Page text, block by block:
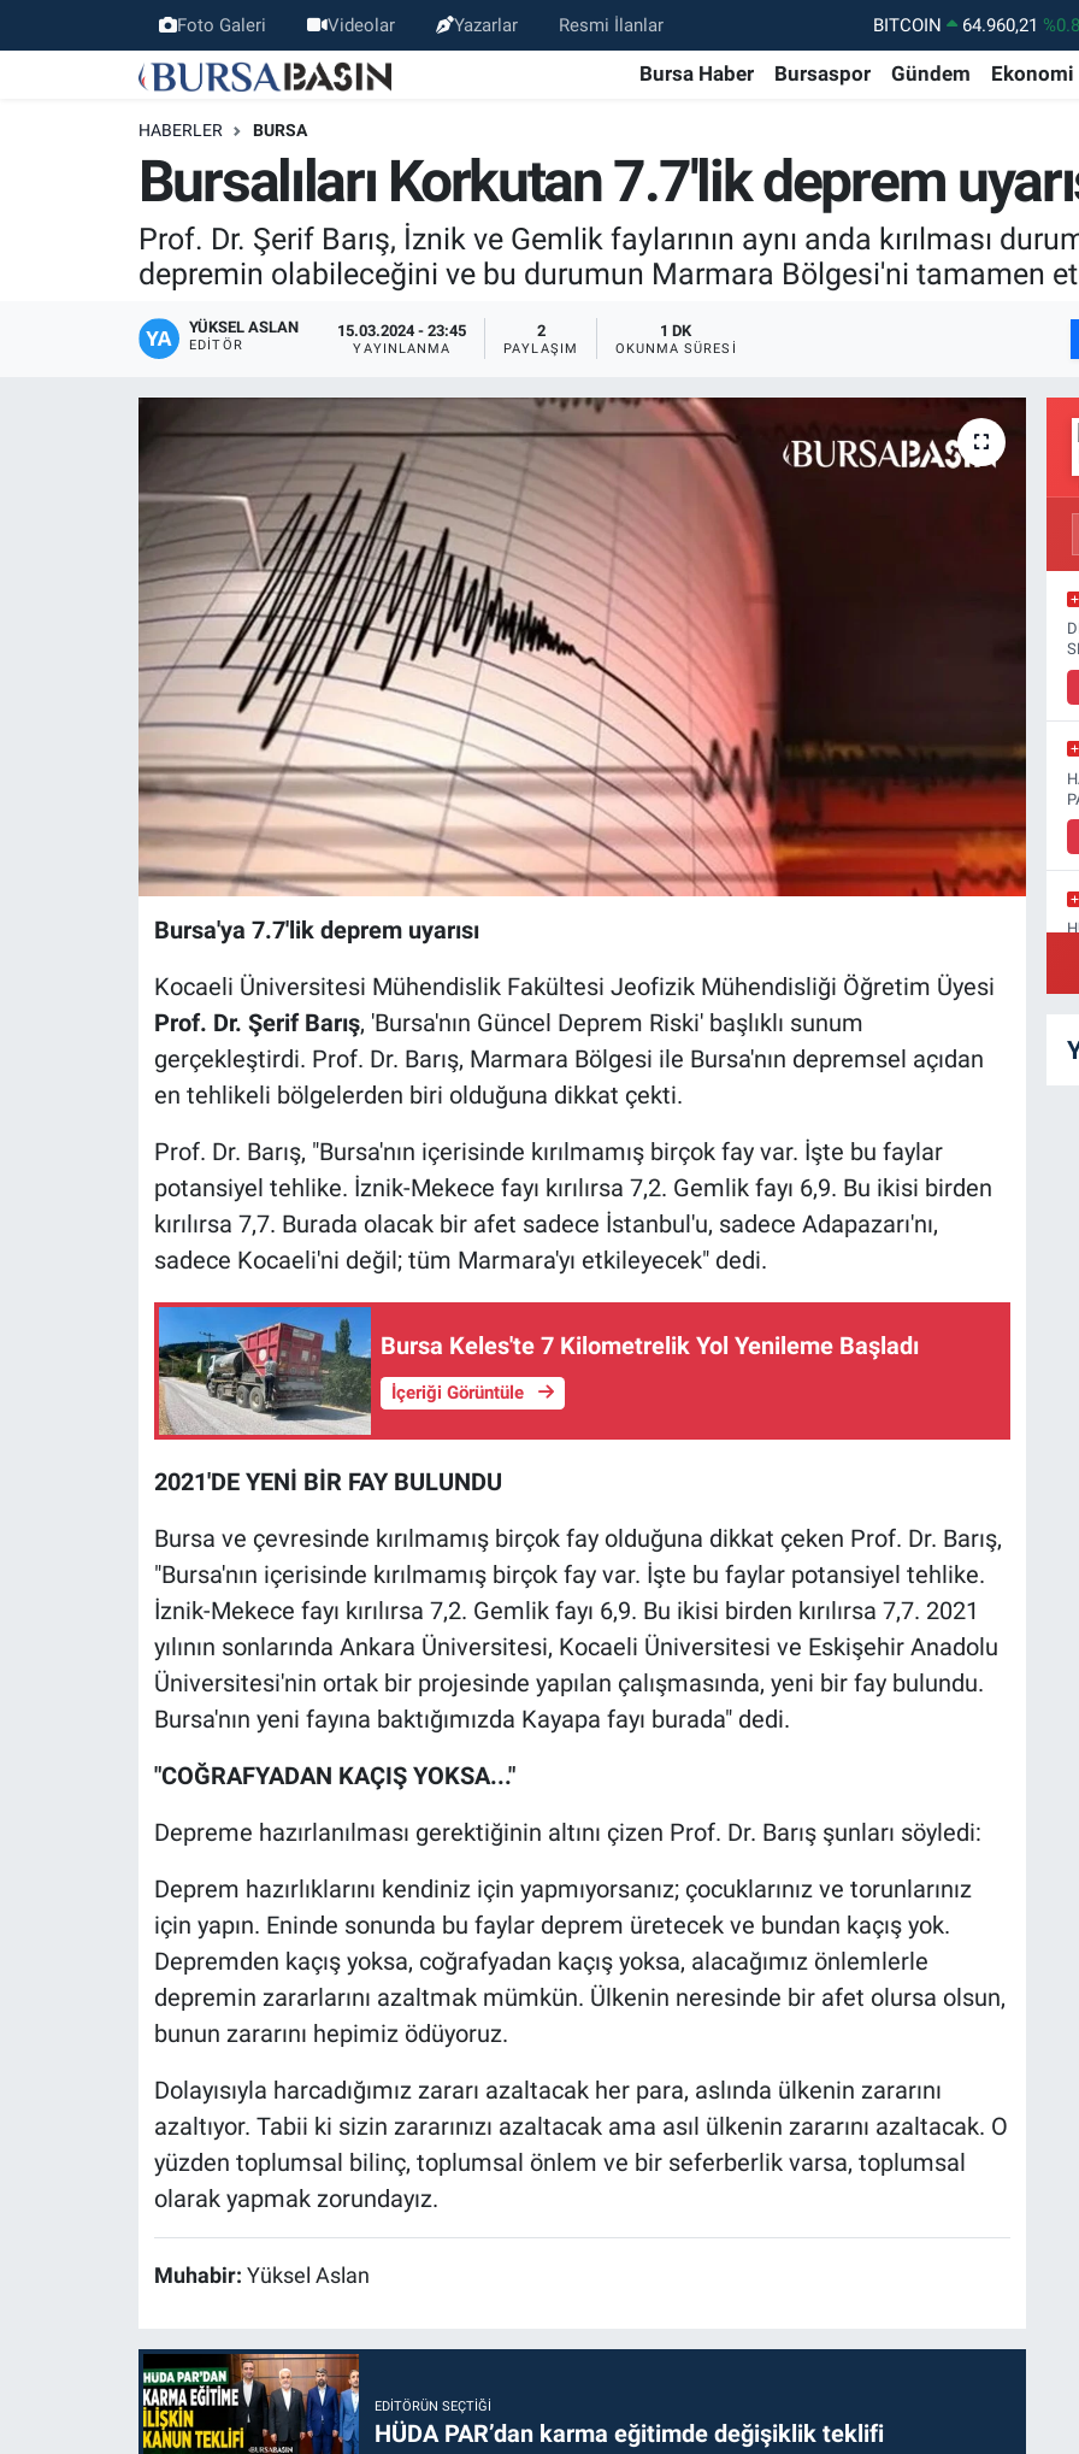
Foto Galeri Videolar Yazarlar Resmi İlanlar BITCOIN 64.960,21
DOLAR
47,7436 %0.18
GRAM ALTIN
6648.99
BİST100
13.779 %-
Bursa Haber Bursaspor Gündem Ekonomi
HABERLER BURSA
Bursalıları Korkutan 7.7'lik deprem
Prof. Dr. Şerif Barış, İznik ve Gemlik faylarının aynı anda kırılması
depremin olabileceğini ve bu durumun Marmara Bölgesi'ni tamamen
YÜKSEL ASLAN
EDITÖR
15.03.2024 - 23:45
YAYINLANMA
2
PAYLAŞIM
1 DK
OKUNMA SÜRESI
Bursa'ya 7.7'lik deprem uyarısı
Kocaeli Üniversitesi Mühendislik Fakültesi Jeofizik Mühendisliği Öğretim Üyesi
Prof. Dr. Şerif Barış, 'Bursa'nın Güncel Deprem Riski' başlıklı sunum
gerçekleştirdi. Prof. Dr. Barış, Marmara Bölgesi ile Bursa'nın depremsel açıdan
en tehlikeli bölgelerden biri olduğuna dikkat çekti.
Prof. Dr. Barış, "Bursa'nın içerisinde kırılmamış birçok fay var. İşte bu faylar
potansiyel tehlike. İznik-Mekece fayı kırılırsa 7,2. Gemlik fayı 6,9. Bu ikisi birden
kırılırsa 7,7. Burada olacak bir afet sadece İstanbul'u, sadece Adapazarı'nı,
sadece Kocaeli'ni değil; tüm Marmara'yı etkileyecek" dedi.
Bursa Keles'te 7 Kilometrelik Yol Yenileme Başladı
İçeriği Görüntüle
2021'DE YENİ BİR FAY BULUNDU
Bursa ve çevresinde kırılmamış birçok fay olduğuna dikkat çeken Prof. Dr. Barış,
"Bursa'nın içerisinde kırılmamış birçok fay var. İşte bu faylar potansiyel tehlike.
İznik-Mekece fayı kırılırsa 7,2. Gemlik fayı 6,9. Bu ikisi birden kırılırsa 7,7. 2021
yılının sonlarında Ankara Üniversitesi, Kocaeli Üniversitesi ve Eskişehir Anadolu
Üniversitesi'nin ortak bir projesinde yapılan çalışmasında, yeni bir fay bulundu.
Bursa'nın yeni fayına baktığımızda Kayapa fayı burada" dedi.
"COĞRAFYADAN KAÇIŞ YOKSA..."
Depreme hazırlanılması gerektiğinin altını çizen Prof. Dr. Barış şunları söyledi:
Deprem hazırlıklarını kendiniz için yapmıyorsanız; çocuklarınız ve torunlarınız
için yapın. Eninde sonunda bu faylar deprem üretecek ve bundan kaçış yok.
Depremden kaçış yoksa, coğrafyadan kaçış yoksa, alacağımız önlemlerle
depremin zararlarını azaltmak mümkün. Ülkenin neresinde bir afet olursa olsun,
bunun zararını hepimiz ödüyoruz.
Dolayısıyla harcadığımız zararı azaltacak her para, aslında ülkenin zararını
azaltıyor. Tabii ki sizin zararınızı azaltacak ama asıl ülkenin zararını azaltacak. O
yüzden toplumsal bilinç, toplumsal önlem ve bir seferberlik varsa, toplumsal
olarak yapmak zorundayız.
Muhabir: Yüksel Aslan
EDITÖRÜN SEÇTIĞI
HÜDA PAR’dan karma eğitimde değişiklik teklifi
Bursa Haber
Bilim, Teknoloji
KÜLTÜR-SANAT
Bursaspor
Gündem
Ekonomi
Teknoloji
Magazin
Nöbetçi Eczaneler
Bursa Nöbetçi Eczaneler
Bursa Hava Durumu
Bursa Trafik Yoğunluk Haritası
Süper Lig Puan Durumu ve Fikstür
Tüm Manşetler
Son Dakika Haberleri
Haber Arşivi